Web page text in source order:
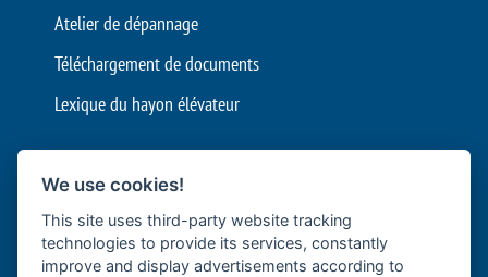
Atelier de dépannage
Téléchargement de documents
Lexique du hayon élévateur
Protection de données
We use cookies!
This site uses third-party website tracking
technologies to provide its services, constantly
improve and display advertisements according to